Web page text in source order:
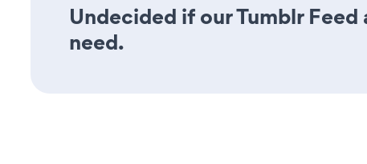
Undecided if our Tumblr
need.